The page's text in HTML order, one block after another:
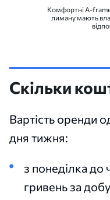
Комфортні A-frame
лиману мають
Скільки
Вартість оренди
дня тижня:
з понеділка до
гривень за